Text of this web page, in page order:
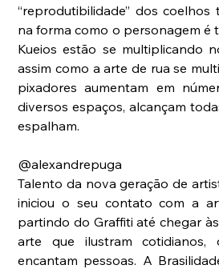
“reprodutibilidade” dos
na forma como o personagem é
Kueios estão se multiplicando
assim como a arte de rua se
pixadores aumentam em
diversos espaços, alcançam
espalham.
@alexandrepuga
Talento da nova geração de
iniciou o seu contato com a
partindo do Graffiti até chegar
arte que ilustram cotidianos,
encantam pessoas. A